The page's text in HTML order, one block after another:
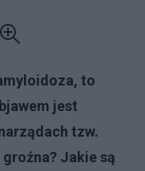
to
jest
tzw.
Jakie są